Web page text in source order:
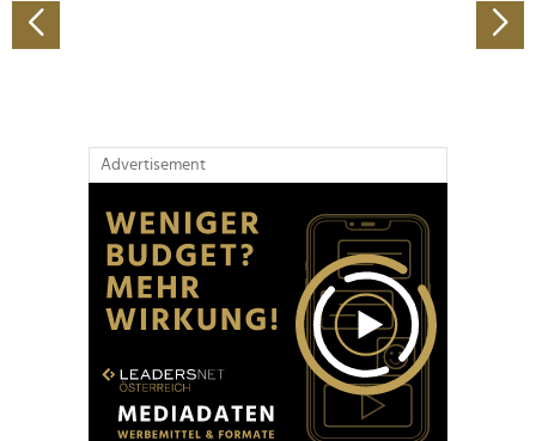
soziale Medien, Werbung und Analysen weiter. Unsere
Partner führen diese Informationen möglicherweise mit
Advertisement